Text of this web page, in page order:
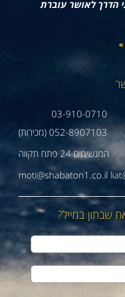
הדרך לאושר עוברת
»
03-910-0710
052-8907103 (מכירות)
moti@shabaton1.co.il
שבתון במייל?